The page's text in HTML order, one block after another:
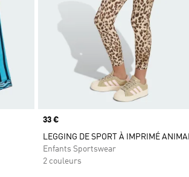
Prix
33 €
LEGGING DE SPORT À IMPRIMÉ ANIMAL
Enfants Sportswear
2 couleurs